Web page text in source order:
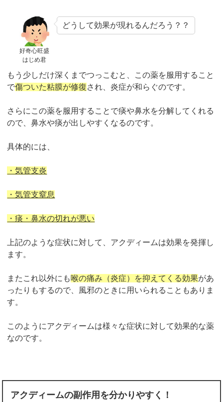
好奇心旺盛
はじめ君
どうして効果が現れるんだろう？？
もう少しだけ深くまでつっこむと、この薬を服用すること
で傷ついた粘膜が修復され、炎症が和らぐのです。
さらにこの薬を服用することで痰や鼻水を分解してくれる
ので、鼻水や痰が出しやすくなるのです。
具体的には、
・気管支炎
・気管支窒息
・痰・鼻水の切れが悪い
上記のような症状に対して、アクディームは効果を発揮し
ます。
またこれ以外にも喉の痛み（炎症）を抑えてくる効果があ
ったりもするので、風邪のときに用いられることもありま
す。
このようにアクディームは様々な症状に対して効果的な薬
なのです。
アクディームの副作用を分かりやすく！